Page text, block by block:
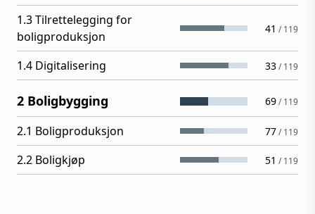
1.3 Tilrettelegging for
boligproduksjon
41 /119
1.4 Digitalisering 33/119
2 Boligbygging 69/119
2.1 Boligproduksjon 77/119
2.2 Boligkjøp 51 /119